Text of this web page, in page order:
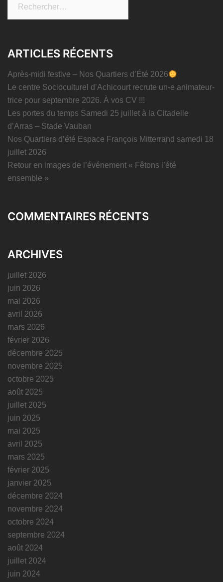
ARTICLES RÉCENTS
Après-midi festive – Nos Quartiers d’Été 2026
Le centre Socioculturel d’Achicourt recrute un-e animateur-
trice pour septembre 2026. À vos CV !!!
Les portes du temps Samedi 25 juillet à la Citadelle
d’Arras – Stade Vauban
Nos Quartiers d’été Espace François Mitterrand samedi 18
juillet 2026
Retour en images de l’événement « Fêtons l’été
ensemble »
COMMENTAIRES RÉCENTS
ARCHIVES
juillet 2026
juin 2026
mai 2026
avril 2026
mars 2026
février 2026
décembre 2025
novembre 2025
octobre 2025
août 2025
juillet 2025
juin 2025
mai 2025
avril 2025
mars 2025
février 2025
janvier 2025
décembre 2024
novembre 2024
octobre 2024
septembre 2024
août 2024
juillet 2024
juin 2024